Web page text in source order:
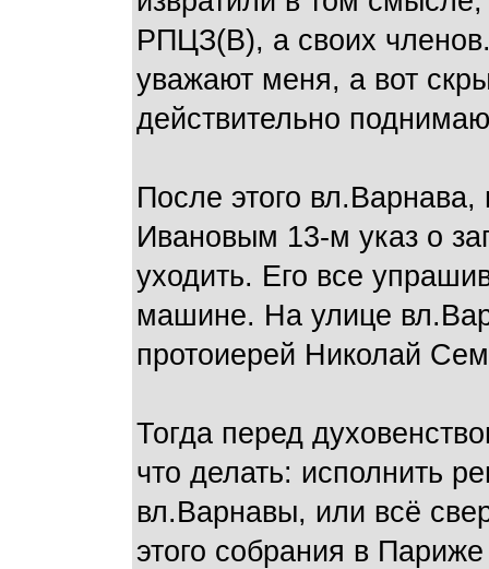
РПЦЗ(В), а своих
уважают меня, а вот
действительно
После этого
Ивановым 13-м указ о
уходить. Его все
машине. На улице
протоиерей Николай
Тогда перед
что делать: исполнить
вл.Варнавы, или всё
этого собрания в Париже